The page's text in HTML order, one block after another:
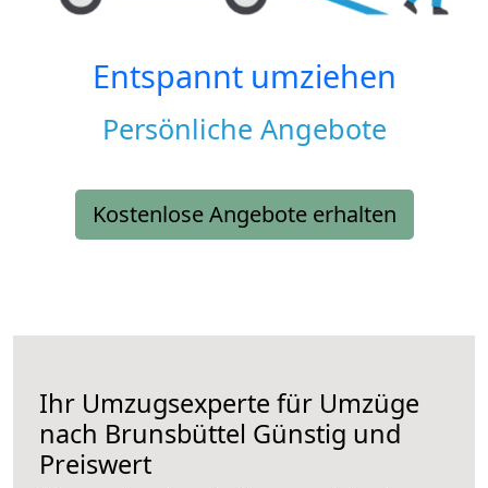
Entspannt umziehen
Persönliche Angebote
Kostenlose Angebote erhalten
Ihr Umzugsexperte für Umzüge
nach Brunsbüttel Günstig und
Preiswert